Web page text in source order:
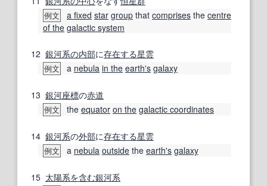
例文 a fixed star group that comprises the centre
of the galactic system
12 銀河系の内部に存在する星雲
例文 a nebula in the earth's galaxy
13 銀河座標の赤道
例文 the equator on the galactic coordinates
14 銀河系の外部に存在する星雲
例文 a nebula outside the earth's galaxy
15 太陽系を含む銀河系